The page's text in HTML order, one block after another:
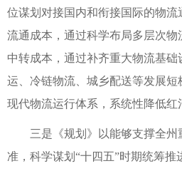
位谋划对接国内和衔接国际的物
流通成本，通过科学布局多层次
中转成本，通过补齐重大物流基
运、冷链物流、城乡配送等发展
现代物流运行体系，系统性降低红
三是《规划》以能够支撑全州
准，科学谋划“十四五”时期统筹推